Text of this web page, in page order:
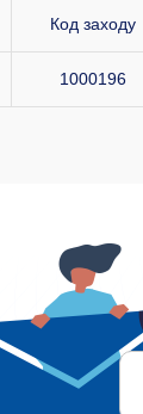
Код заходу
1000196